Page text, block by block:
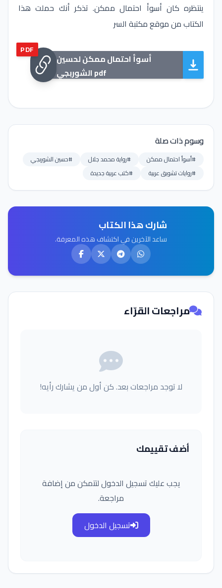
ينتظره كان أسوأ احتمال ممكن. تذكر أنك حملت هذا
الكتاب من موقع مكتبة السر
PDF
أسوأ احتمال ممكن لحسين
الشوربجي pdf
وسوم ذات صلة
#أسوأ احتمال ممكن #رواية محمد جلال
#حسين الشوربجي
#روايات تشويق عربية
#كتب عربية جديدة
شارك هذا الكتاب
ساعد الآخرين في اكتشاف هذه المعرفة.
مراجعات القرّاء
لا توجد مراجعات بعد. كن أول من يشارك رأيه!
أضف تقييمك
يجب عليك تسجيل الدخول لتتمكن من إضافة
مراجعة.
تسجيل الدخول